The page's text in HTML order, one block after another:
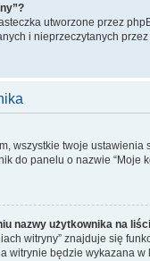
utworzone przez
i nieprzeczytanych
wszystkie twoje
do panelu o nazwie “Moje
nazwy użytkownika na
witryny” znajduje się
witrynie będzie wykazana w